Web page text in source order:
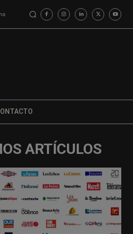
ARTÍCULOS